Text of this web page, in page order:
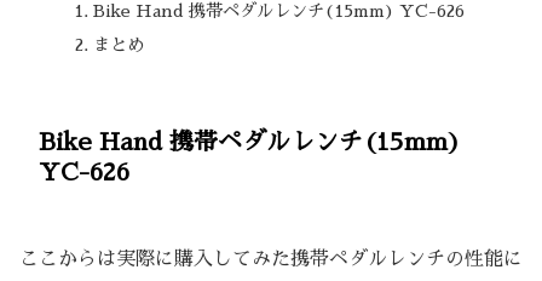
Bike Hand 携帯ペダルレンチ(15mm) YC-626
まとめ
Bike Hand 携帯ペダルレンチ(15mm)
YC-626
ここからは実際に購入してみた携帯ペダルレンチの性能に